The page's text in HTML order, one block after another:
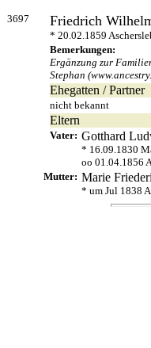
3697 Friedrich
* 20.02.1859
Bemerkungen:
Ergänzung zur
Stephan
Ehegatten / Partner
nicht bekannt
Eltern
Vater: Gotthard
* 16.09.1830
oo 01.04.1856
Mutter: Marie
* um Jul 1838